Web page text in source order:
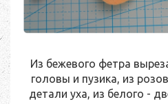
Из бежевого фетра
головы и пузика, из
детали уха, из белого -